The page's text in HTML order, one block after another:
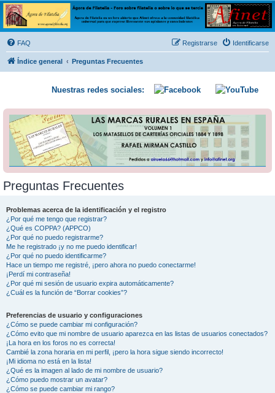
Ágora de Filatelia
Foro sobre filatelia o sobre lo que se tercie. Ágora de Filatelia es un foro abierto que Afinet
ofrece a la comunidad filatélica universal para que exprese libremente sus opiniones y
conocimientos
FAQ Identificarse
Registrarse
Índice general Preguntas Frecuentes
Nuestras redes sociales:
Preguntas Frecuentes
Problemas acerca de la identificación y el registro
¿Por qué me tengo que registrar?
¿Qué es COPPA? (APPCO)
¿Por qué no puedo registrarme?
Me he registrado ¡y no me puedo identificar!
¿Por qué no puedo identificarme?
Hace un tiempo me registré, ¡pero ahora no puedo conectarme!
¡Perdí mi contraseña!
¿Por qué mi sesión de usuario expira automáticamente?
¿Cuál es la función de “Borrar cookies”?
Preferencias de usuario y configuraciones
¿Cómo se puede cambiar mi configuración?
¿Cómo evito que mi nombre de usuario aparezca en las listas de usuarios conectados?
¡La hora en los foros no es correcta!
Cambié la zona horaria en mi perfil, ¡pero la hora sigue siendo incorrecto!
¡Mi idioma no está en la lista!
¿Qué es la imagen al lado de mi nombre de usuario?
¿Cómo puedo mostrar un avatar?
¿Cómo se puede cambiar mi rango?